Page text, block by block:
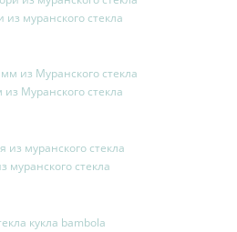
муранского стекла
Муранского стекла
муранского стекла